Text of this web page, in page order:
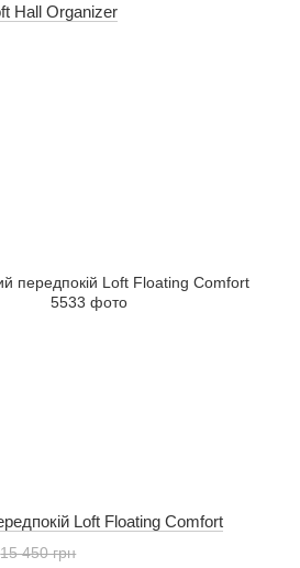
Hall Organizer
Loft Floating Comfort
15 450 грн